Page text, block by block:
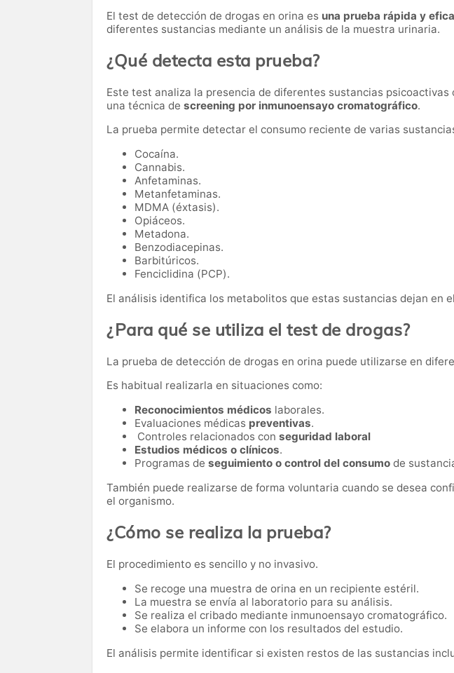
El test de detección de drogas en orina es una prueba rápida y
diferentes sustancias mediante un análisis de la muestra urinaria.
¿Qué detecta esta prueba?
Este test analiza la presencia de diferentes sustancias psicoactivas
una técnica de screening por inmunoensayo cromatográfico.
La prueba permite detectar el consumo reciente de varias
Cocaína.
Cannabis.
Anfetaminas.
Metanfetaminas.
MDMA (éxtasis).
Opiáceos.
Metadona.
Benzodiacepinas.
Barbitúricos.
Fenciclidina (PCP).
El análisis identifica los metabolitos que estas sustancias dejan en
¿Para qué se utiliza el test de drogas?
La prueba de detección de drogas en orina puede utilizarse en
Es habitual realizarla en situaciones como:
Reconocimientos médicos laborales.
Evaluaciones médicas preventivas.
Controles relacionados con seguridad laboral
Estudios médicos o clínicos.
Programas de seguimiento o control del consumo de
También puede realizarse de forma voluntaria cuando se desea
el organismo.
¿Cómo se realiza la prueba?
El procedimiento es sencillo y no invasivo.
Se recoge una muestra de orina en un recipiente estéril.
La muestra se envía al laboratorio para su análisis.
Se realiza el cribado mediante inmunoensayo cromatográfico.
Se elabora un informe con los resultados del estudio.
El análisis permite identificar si existen restos de las sustancias